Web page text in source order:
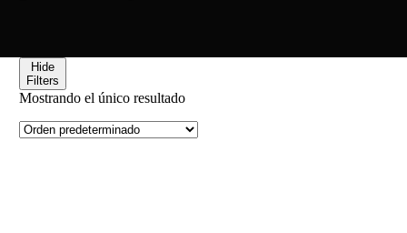
Hide
Filters
Mostrando el único resultado